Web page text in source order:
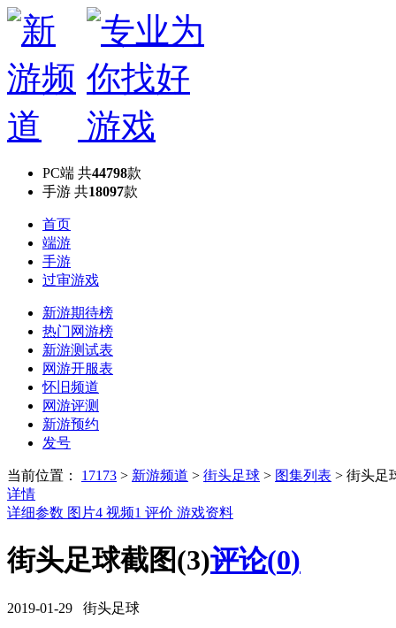
PC端 共44798款
手游 共18097款
首页
端游
手游
过审游戏
新游期待榜
热门网游榜
新游测试表
网游开服表
怀旧频道
网游评测
新游预约
发号
当前位置： 17173 > 新游频道 > 街头足球 > 图集列表 > 街头足
详情
详细参数 图片4 视频1 评价 游戏资料
街头足球截图(3)评论(0)
2019-01-29 街头足球